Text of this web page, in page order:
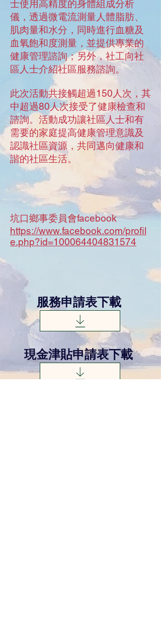
士使用高精度的身體組成分析
儀，透過微電流測量人體脂肪、
肌肉量和水分，同時進行血糖及
血氧飽和度測量，並提供專業的
健康管理諮詢；另外，社工向社
區人士介紹社區服務諮詢。
此次活動共接觸超過150人次，其
中超過80人次接受了健康檢查和
諮詢。活動成功讓社區人士和有
需要的家庭提高健康管理意識及
認識社區資源，共同邁向健康和
諧的社區生活。
坑口鄉事委員會facebook
https://www.facebook.com/profil
e.php?id=100064404831574
服務申請表下載
現金津貼申請表下載